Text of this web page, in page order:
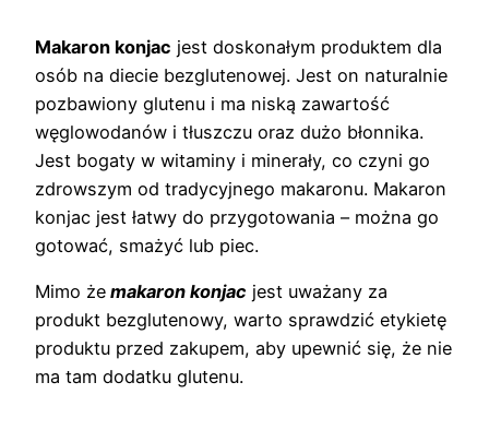
Makaron konjac jest doskonałym produktem dla
osób na diecie bezglutenowej. Jest on naturalnie
pozbawiony glutenu i ma niską zawartość
węglowodanów i tłuszczu oraz dużo błonnika.
Jest bogaty w witaminy i minerały, co czyni go
zdrowszym od tradycyjnego makaronu. Makaron
konjac jest łatwy do przygotowania – można go
gotować, smażyć lub piec.
Mimo że makaron konjac jest uważany za
produkt bezglutenowy, warto sprawdzić etykietę
produktu przed zakupem, aby upewnić się, że nie
ma tam dodatku glutenu.